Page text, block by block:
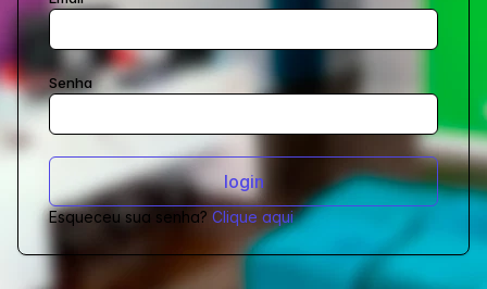
Senha
Esqueceu sua senha? Clique aqui